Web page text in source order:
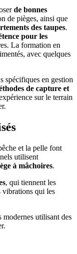
de bonnes
de pièges, ainsi que
des taupes.
pour les
La formation en
avec quelques
spécifiques en gestion
de capture et
sur le terrain
et la pelle font
utilisent
à mâchoires.
, qui tiennent les
vibrations qui les
modernes utilisant des